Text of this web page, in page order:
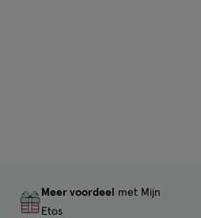
Meer voordeel
met Mijn
Etos